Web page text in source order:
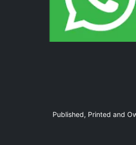
Published, Printed and